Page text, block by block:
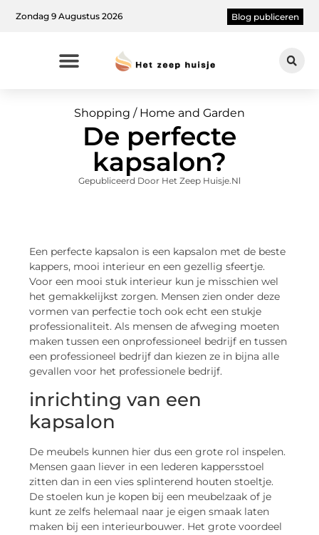
Zondag 9 Augustus 2026 Blog publiceren
Shopping / Home and Garden
De perfecte
kapsalon?
Gepubliceerd Door Het Zeep Huisje.nl
Een perfecte kapsalon is een kapsalon met de beste
kappers, mooi interieur en een gezellig sfeertje.
Voor een mooi stuk interieur kun je misschien wel
het gemakkelijkst zorgen. Mensen zien onder deze
vormen van perfectie toch ook echt een stukje
professionaliteit. Als mensen de afweging moeten
maken tussen een onprofessioneel bedrijf en tussen
een professioneel bedrijf dan kiezen ze in bijna alle
gevallen voor het professionele bedrijf.
inrichting van een
kapsalon
De meubels kunnen hier dus een grote rol inspelen.
Mensen gaan liever in een lederen kappersstoel
zitten dan in een vies splinterend houten stoeltje.
De stoelen kun je kopen bij een meubelzaak of je
kunt ze zelfs helemaal naar je eigen smaak laten
maken bij een interieurbouwer. Het grote voordeel